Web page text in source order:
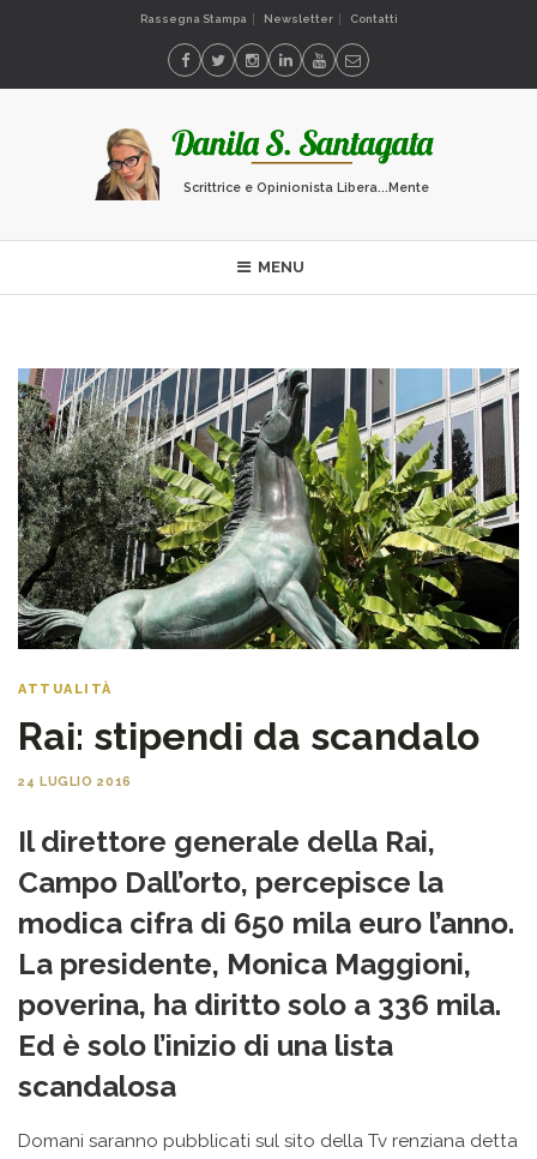
Rassegna Stampa Newsletter Contatti
Scrittrice e Opinionista Libera...Mente
MENU
ATTUALITÀ
Rai: stipendi da scandalo
24 LUGLIO 2016
Il direttore generale della Rai,
Campo Dall’orto, percepisce la
modica cifra di 650 mila euro l’anno.
La presidente, Monica Maggioni,
poverina, ha diritto solo a 336 mila.
Ed è solo l’inizio di una lista
scandalosa
Domani saranno pubblicati sul sito della Tv renziana detta